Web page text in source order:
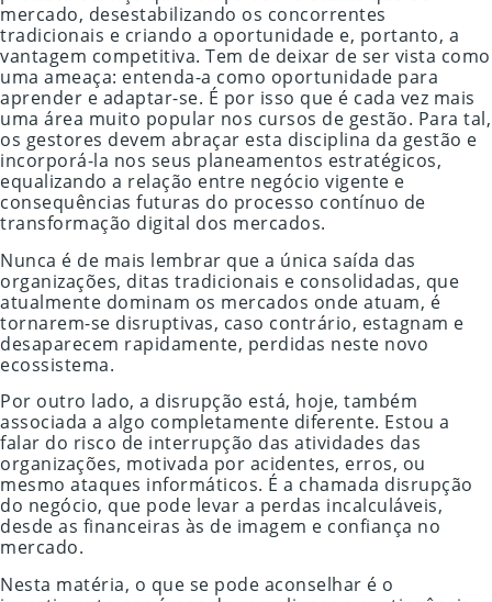
mercado, desestabilizando os concorrentes
tradicionais e criando a oportunidade e, portanto, a
vantagem competitiva. Tem de deixar de ser vista como
uma ameaça: entenda-a como oportunidade para
aprender e adaptar-se. É por isso que é cada vez mais
uma área muito popular nos cursos de gestão. Para tal,
os gestores devem abraçar esta disciplina da gestão e
incorporá-la nos seus planeamentos estratégicos,
equalizando a relação entre negócio vigente e
consequências futuras do processo contínuo de
transformação digital dos mercados.
Nunca é de mais lembrar que a única saída das
organizações, ditas tradicionais e consolidadas, que
atualmente dominam os mercados onde atuam, é
tornarem-se disruptivas, caso contrário, estagnam e
desaparecem rapidamente, perdidas neste novo
ecossistema.
Por outro lado, a disrupção está, hoje, também
associada a algo completamente diferente. Estou a
falar do risco de interrupção das atividades das
organizações, motivada por acidentes, erros, ou
mesmo ataques informáticos. É a chamada disrupção
do negócio, que pode levar a perdas incalculáveis,
desde as financeiras às de imagem e confiança no
mercado.
Nesta matéria, o que se pode aconselhar é o